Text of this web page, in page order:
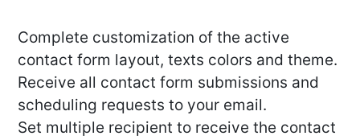
Complete customization of the active
contact form layout, texts colors and theme.
Receive all contact form submissions and
scheduling requests to your email.
Set multiple recipient to receive the contact